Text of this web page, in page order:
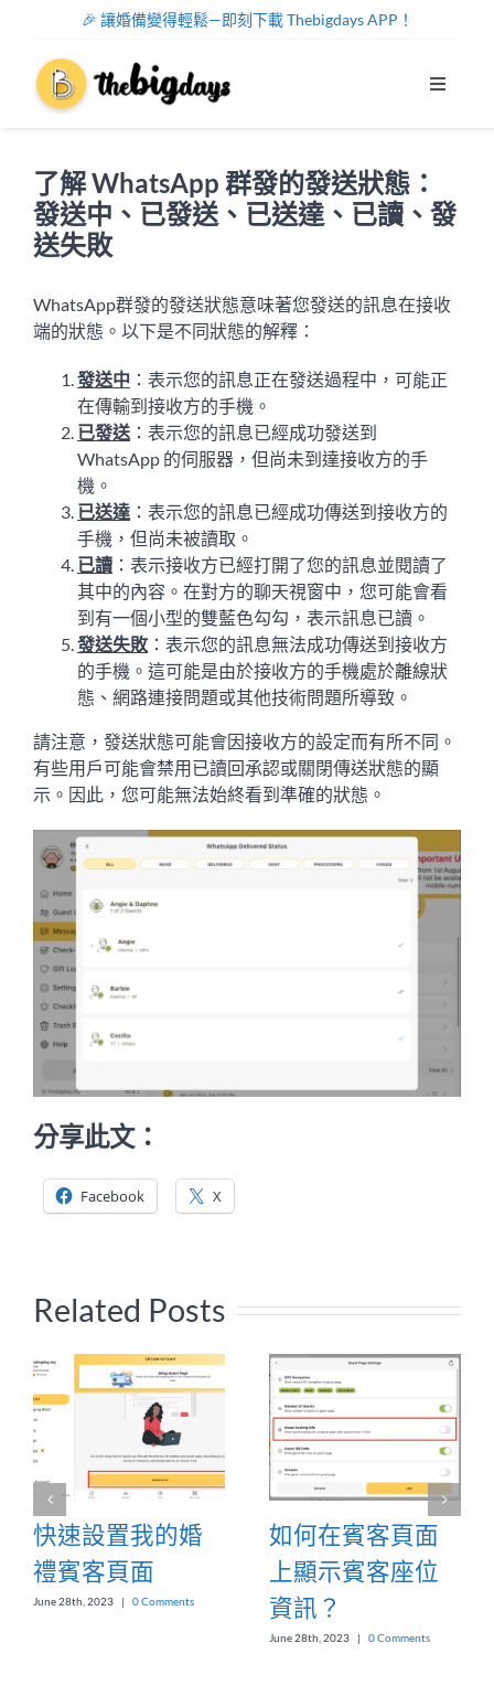
content
🎉 讓婚備變得輕鬆—即刻下載 Thebigdays APP！
Toggle
幫助中心
註冊/登入
中文
了解 WhatsApp 群發的發送狀態：
發送中、已發送、已送達、已讀、發
送失敗
WhatsApp群發的發送狀態意味著您發送的訊息在接收
端的狀態。以下是不同狀態的解釋：
發送中 ：表示您的訊息正在發送過程中，可能正
在傳輸到接收方的手機。
已發送 ：表示您的訊息已經成功發送到
WhatsApp 的伺服器，但尚未到達接收方的手
機。
已送達 ：表示您的訊息已經成功傳送到接收方的
手機，但尚未被讀取。
已讀 ：表示接收方已經打開了您的訊息並閱讀了
其中的內容。在對方的聊天視窗中，您可能會看
到有一個小型的雙藍色勾勾，表示訊息已讀。
發送失敗 ：表示您的訊息無法成功傳送到接收方
的手機。這可能是由於接收方的手機處於離線狀
態、網路連接問題或其他技術問題所導致。
請注意，發送狀態可能會因接收方的設定而有所不同。
有些用戶可能會禁用已讀回承認或關閉傳送狀態的顯
示。因此，您可能無法始終看到準確的狀態。
分享此文：
Facebook X
Related Posts
快速設置我的婚
禮賓客頁面
June 28th, 2023 | 0 Comments
如何在賓客頁面
上顯示賓客座位
資訊？
June 28th, 2023 | 0 Comments